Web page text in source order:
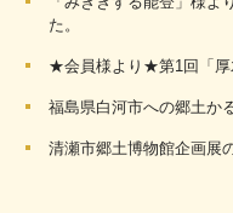
た。
★会員様より★第1回「厚
福島県白河市への郷土か
清瀬市郷土博物館企画展